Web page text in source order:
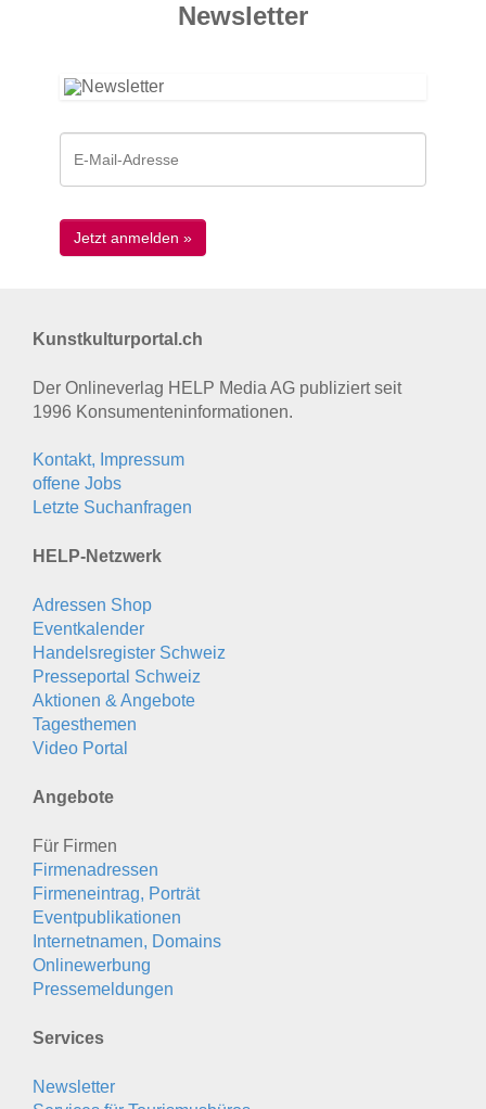
News­letter
Kunstkulturportal.ch
Der Onlineverlag HELP Media AG publiziert seit
1996 Konsumenten­informationen.
Kontakt, Impressum
offene Jobs
Letzte Suchanfragen
HELP-Netzwerk
Adressen Shop
Eventkalender
Handelsregister Schweiz
Presseportal Schweiz
Aktionen & Angebote
Tagesthemen
Video Portal
Angebote
Für Firmen
Firmenadressen
Firmeneintrag, Porträt
Eventpublikationen
Internetnamen, Domains
Onlinewerbung
Pressemeldungen
Services
Newsletter